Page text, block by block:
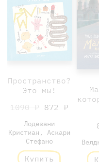
Пространство?
Это мы!
1090 ₽ 872 ₽
Лодезани
Кристиан, Аскари
Стефано
Купить